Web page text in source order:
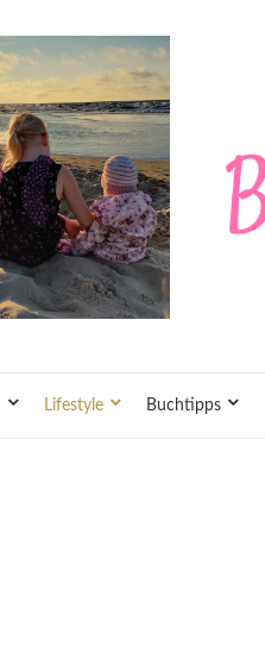
Lifestyle Buchtipps